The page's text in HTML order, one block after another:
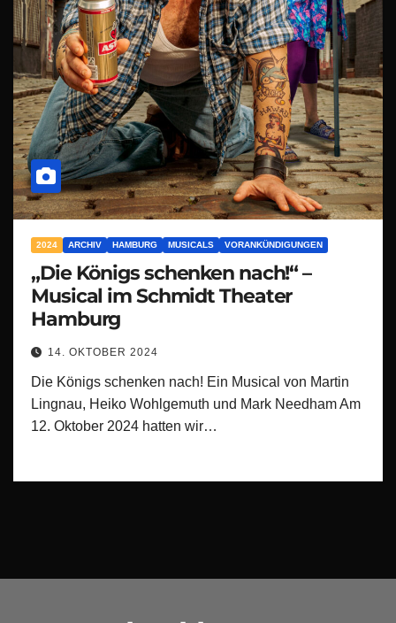
2024 ARCHIV HAMBURG MUSICALS VORANKÜNDIGUNGEN
„Die Königs schenken nach!“ –
Musical im Schmidt Theater
Hamburg
14. OKTOBER 2024
Die Königs schenken nach! Ein Musical von Martin
Lingnau, Heiko Wohlgemuth und Mark Needham Am
12. Oktober 2024 hatten wir…